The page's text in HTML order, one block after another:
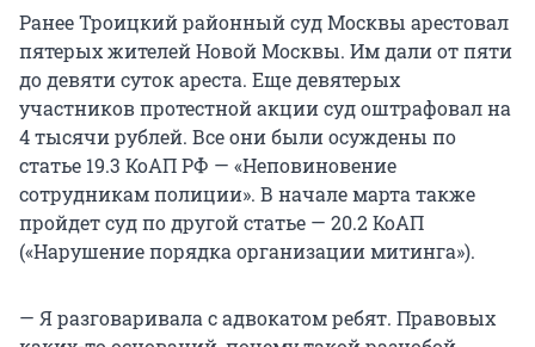
Ранее Троицкий районный суд Москвы арестовал
пятерых жителей Новой Москвы. Им дали от пяти
до девяти суток ареста. Еще девятерых
участников протестной акции суд оштрафовал на
4 тысячи рублей. Все они были осуждены по
статье 19.3 КоАП РФ — «Неповиновение
сотрудникам полиции». В начале марта также
пройдет суд по другой статье — 20.2 КоАП
(«Нарушение порядка организации митинга»).
— Я разговаривала с адвокатом ребят. Правовых